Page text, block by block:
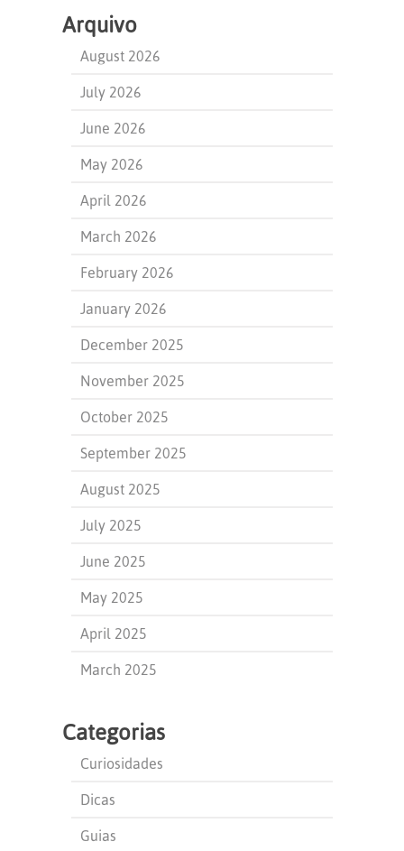
Arquivo
August 2026
July 2026
June 2026
May 2026
April 2026
March 2026
February 2026
January 2026
December 2025
November 2025
October 2025
September 2025
August 2025
July 2025
June 2025
May 2025
April 2025
March 2025
Categorias
Curiosidades
Dicas
Guias